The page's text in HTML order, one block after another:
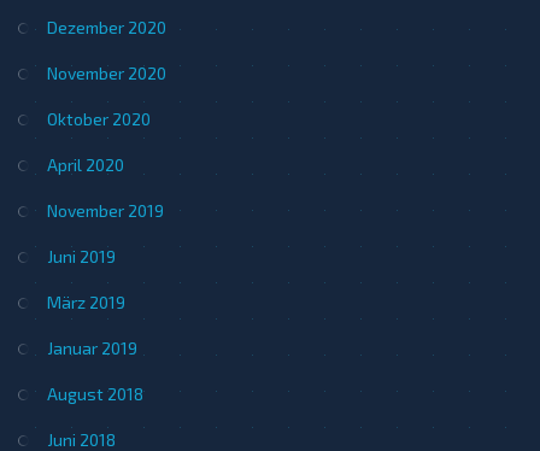
Dezember 2020
November 2020
Oktober 2020
April 2020
November 2019
Juni 2019
März 2019
Januar 2019
August 2018
Juni 2018